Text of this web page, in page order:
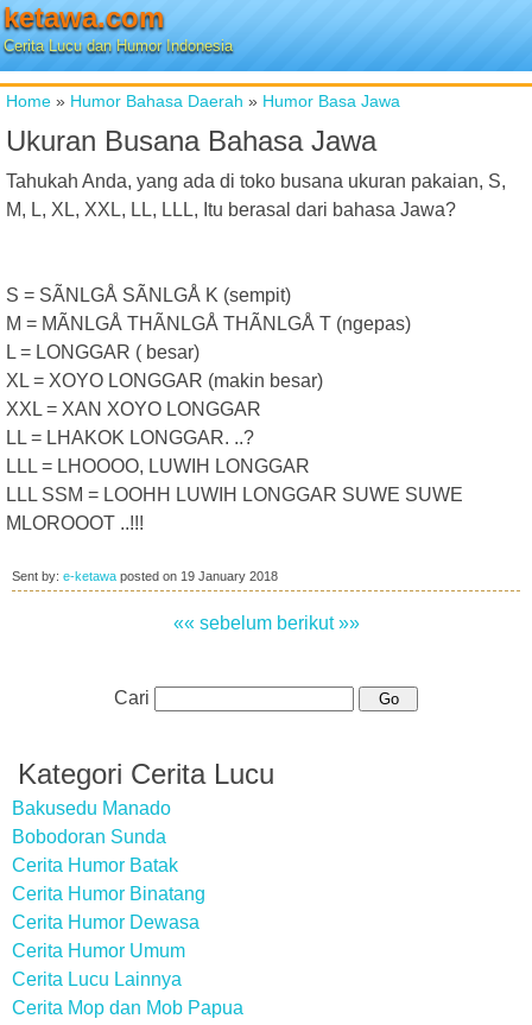
ketawa.com
Cerita Lucu dan Humor Indonesia
Home » Humor Bahasa Daerah » Humor Basa Jawa
Ukuran Busana Bahasa Jawa
Tahukah Anda, yang ada di toko busana ukuran pakaian, S,
M, L, XL, XXL, LL, LLL, Itu berasal dari bahasa Jawa?
S = SÃNLGÅ SÃNLGÅ K (sempit)
M = MÃNLGÅ THÃNLGÅ THÃNLGÅ T (ngepas)
L = LONGGAR ( besar)
XL = XOYO LONGGAR (makin besar)
XXL = XAN XOYO LONGGAR
LL = LHAKOK LONGGAR. ..?
LLL = LHOOOO, LUWIH LONGGAR
LLL SSM = LOOHH LUWIH LONGGAR SUWE SUWE
MLOROOOT ..!!!
Sent by: e-ketawa posted on 19 January 2018
«« sebelum berikut »»
Cari
Kategori Cerita Lucu
Bakusedu Manado
Bobodoran Sunda
Cerita Humor Batak
Cerita Humor Binatang
Cerita Humor Dewasa
Cerita Humor Umum
Cerita Lucu Lainnya
Cerita Mop dan Mob Papua